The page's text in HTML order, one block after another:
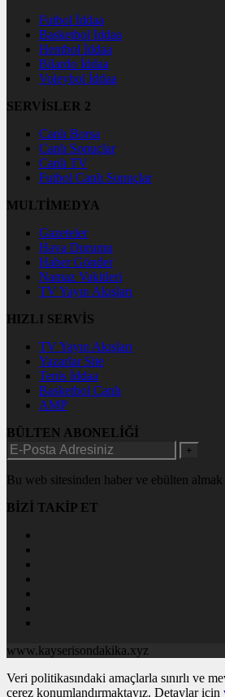
Futbol İddaa
Basketbol İddaa
Hentbol İddaa
Bilardo İddaa
Voleybol İddaa
SERVİSLER 2
Canlı Borsa
Canlı Sonuçlar
Canlı TV
Futbol Canlı Sonuçlar
MULTİMEDYA
Gazeteler
Hava Durumu
Haber Gönder
Namaz Vakitleri
TV Yayın Akışları
HIZLI SERVİS
TV Yayın Akışları
Yazarlar Site
Tenis İddaa
Basketbol Canlı
AMP
BÜLTEN ABONELİĞİ
+
Bu web sitesinden haber ve ebülten
BİZİ TAKİP ET
www.kayserisondakika.xyz
Veri politikasındaki amaçlarla sınırlı ve
çerez konumlandırmaktayız. Detaylar için